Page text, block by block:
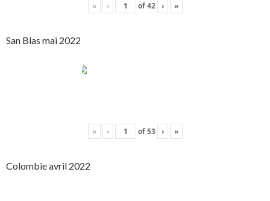
« ‹ of42 › »
San Blas mai 2022
« ‹ of53 › »
Colombie avril 2022